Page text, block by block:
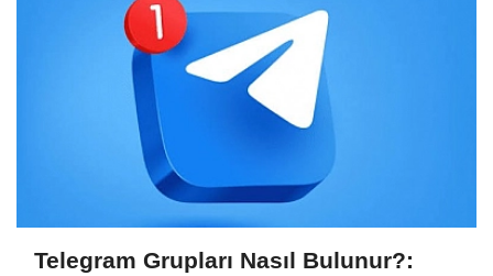
Telegram Grupları Nasıl Bulunur?: